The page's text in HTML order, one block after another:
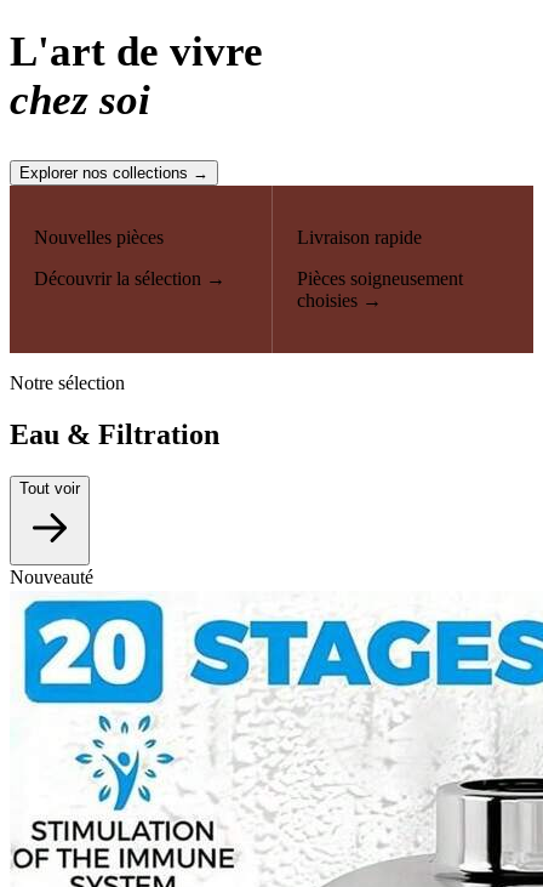
L'art de vivre
chez soi
Explorer nos collections →
Nouvelles pièces
Découvrir la sélection →
Livraison rapide
Pièces soigneusement
choisies →
Notre sélection
Eau & Filtration
Tout voir
Nouveauté